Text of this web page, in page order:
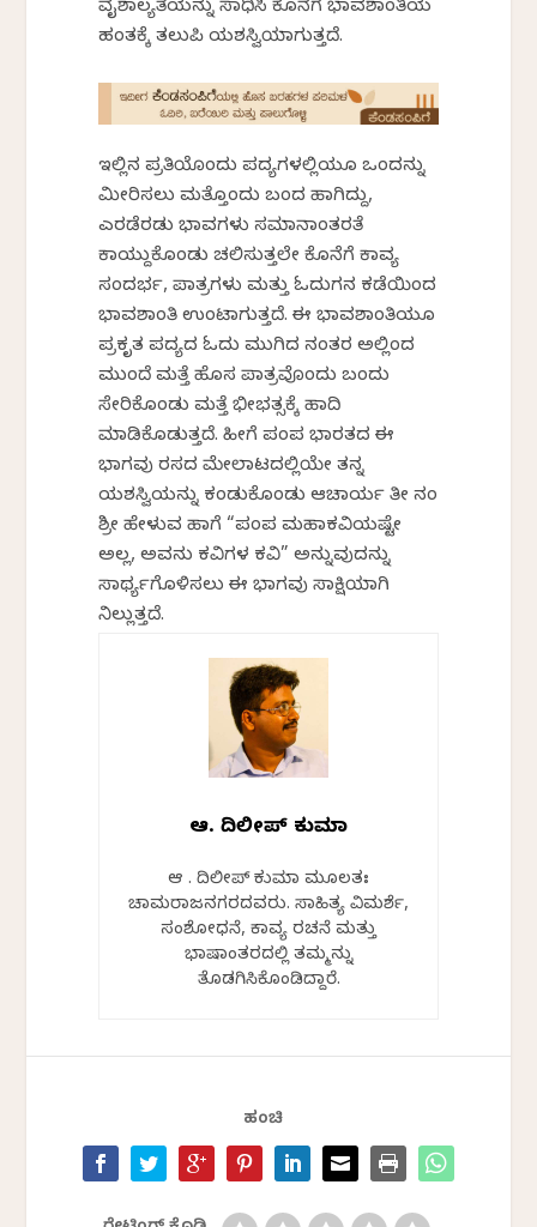
ವೈಶಾಲ್ಯತೆಯನ್ನು ಸಾಧಿಸಿ ಕೊನೆಗೆ ಭಾವಶಾಂತಿಯ
ಹಂತಕ್ಕೆ ತಲುಪಿ ಯಶಸ್ವಿಯಾಗುತ್ತದೆ.
ಇಲ್ಲಿನ ಪ್ರತಿಯೊಂದು ಪದ್ಯಗಳಲ್ಲಿಯೂ ಒಂದನ್ನು
ಮೀರಿಸಲು ಮತ್ತೊಂದು ಬಂದ ಹಾಗಿದ್ದು,
ಎರಡೆರಡು ಭಾವಗಳು ಸಮಾನಾಂತರತೆ
ಕಾಯ್ದುಕೊಂಡು ಚಲಿಸುತ್ತಲೇ ಕೊನೆಗೆ ಕಾವ್ಯ
ಸಂದರ್ಭ, ಪಾತ್ರಗಳು ಮತ್ತು ಓದುಗನ ಕಡೆಯಿಂದ
ಭಾವಶಾಂತಿ ಉಂಟಾಗುತ್ತದೆ. ಈ ಭಾವಶಾಂತಿಯೂ
ಪ್ರಕೃತ ಪದ್ಯದ ಓದು ಮುಗಿದ ನಂತರ ಅಲ್ಲಿಂದ
ಮುಂದೆ ಮತ್ತೆ ಹೊಸ ಪಾತ್ರವೊಂದು ಬಂದು
ಸೇರಿಕೊಂಡು ಮತ್ತೆ ಭೀಭತ್ಸಕ್ಕೆ ಹಾದಿ
ಮಾಡಿಕೊಡುತ್ತದೆ. ಹೀಗೆ ಪಂಪ ಭಾರತದ ಈ
ಭಾಗವು ರಸದ ಮೇಲಾಟದಲ್ಲಿಯೇ ತನ್ನ
ಯಶಸ್ವಿಯನ್ನು ಕಂಡುಕೊಂಡು ಆಚಾರ್ಯ ತೀ ನಂ
ಶ್ರೀ ಹೇಳುವ ಹಾಗೆ “ಪಂಪ ಮಹಾಕವಿಯಷ್ಟೇ
ಅಲ್ಲ, ಅವನು ಕವಿಗಳ ಕವಿ” ಅನ್ನುವುದನ್ನು
ಸಾರ್ಥ್ಯಗೊಳಿಸಲು ಈ ಭಾಗವು ಸಾಕ್ಷಿಯಾಗಿ
ನಿಲ್ಲುತ್ತದೆ.
ಆರ್. ದಿಲೀಪ್ ಕುಮಾರ್
ಆರ್ . ದಿಲೀಪ್ ಕುಮಾರ್ ಮೂಲತಃ
ಚಾಮರಾಜನಗರದವರು. ಸಾಹಿತ್ಯ ವಿಮರ್ಶೆ,
ಸಂಶೋಧನೆ, ಕಾವ್ಯ ರಚನೆ ಮತ್ತು
ಭಾಷಾಂತರದಲ್ಲಿ ತಮ್ಮನ್ನು
ತೊಡಗಿಸಿಕೊಂಡಿದ್ದಾರೆ.
ಹಂಚಿ